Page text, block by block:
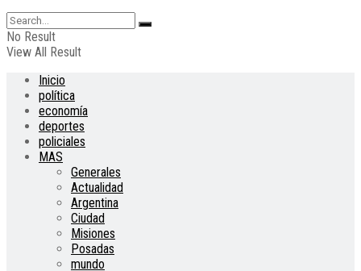
No Result
View All Result
Inicio
política
economía
deportes
policiales
MAS
Generales
Actualidad
Argentina
Ciudad
Misiones
Posadas
mundo